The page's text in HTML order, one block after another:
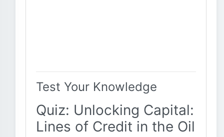
Test Your Knowledge
Quiz: Unlocking Capital:
Lines of Credit in the Oil